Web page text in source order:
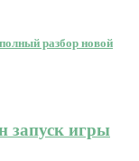
разбор новой
запуск игры